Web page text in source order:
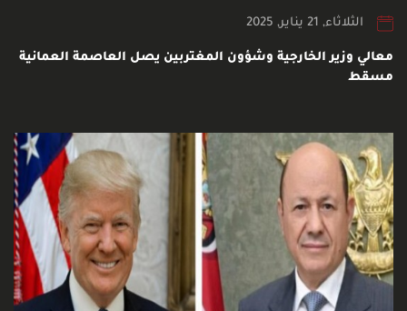
الثلاثاء, 21 يناير, 2025
معالي وزير الخارجية وشؤون المغتربين يصل العاصمة العمانية
مسقط